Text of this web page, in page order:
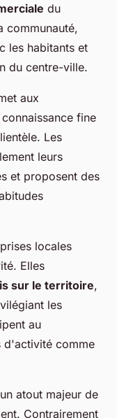
du
communauté,
les habitants et
du centre-ville.
aux
fine
Les
leurs
et proposent des
locales
Elles
sur le territoire,
les
au
d'activité comme
atout majeur de
Contrairement